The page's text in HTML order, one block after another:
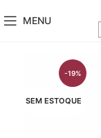
MENU
-19%
SEM ESTOQUE